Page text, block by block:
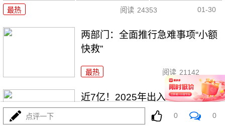
最热 阅读 24353 01-30
两部门：全面推行急难事项“小额
快救”
最热 阅读 21142
近7亿！2025年出入境人次创历
史新高
点评一下 0 0